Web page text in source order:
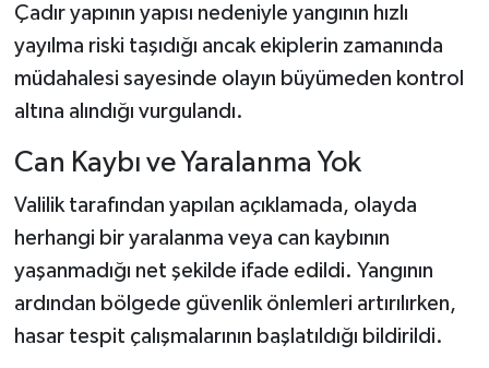
Çadır yapının yapısı nedeniyle yangının hızlı
yayılma riski taşıdığı ancak ekiplerin zamanında
müdahalesi sayesinde olayın büyümeden kontrol
altına alındığı vurgulandı.
Can Kaybı ve Yaralanma Yok
Valilik tarafından yapılan açıklamada, olayda
herhangi bir yaralanma veya can kaybının
yaşanmadığı net şekilde ifade edildi. Yangının
ardından bölgede güvenlik önlemleri artırılırken,
hasar tespit çalışmalarının başlatıldığı bildirildi.